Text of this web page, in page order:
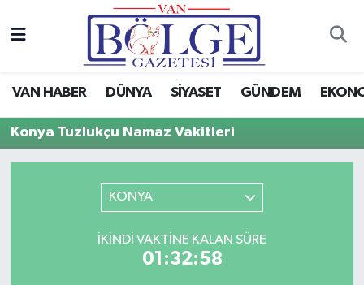
VAN HABER DÜNYA SİYASET GÜNDEM
Konya Tuzlukçu Namaz Vakitleri
KONYA
İKINDI VAKTINE KALAN SÜRE
01:32:58
Van Haber
Hava Durumu
Tüm Manşetler